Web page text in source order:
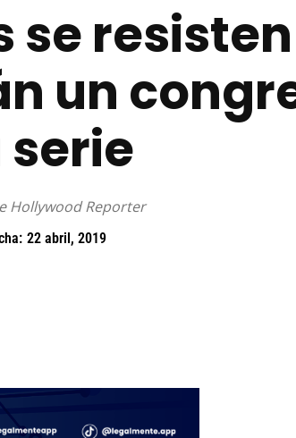
un
serie
Hollywood Reporter
22 abril, 2019